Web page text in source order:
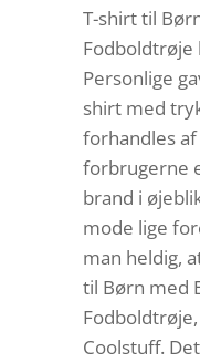
T-shirt til
Fodboldtrøje
Personlige
shirt med
forhandles
forbrugerne
brand i
mode lige
man heldig,
til Børn med
Coolstuff.